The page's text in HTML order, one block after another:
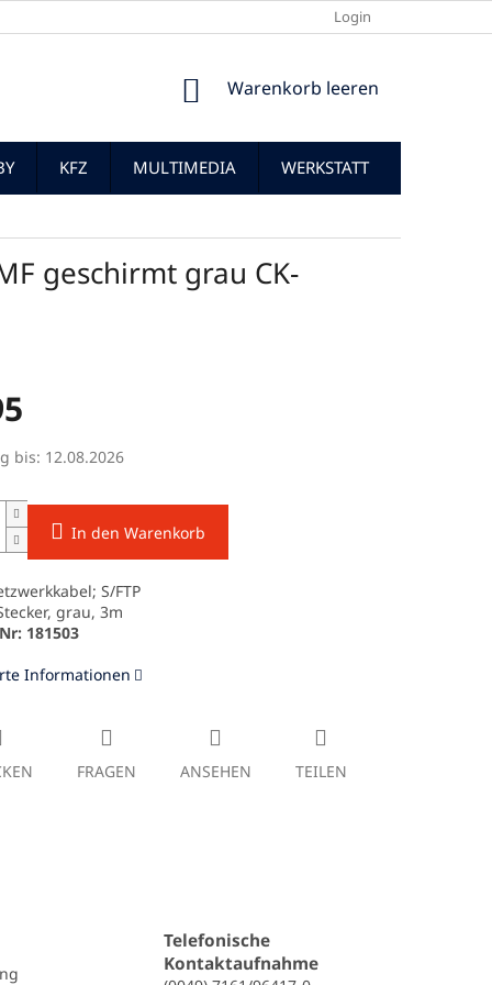
Login
WARENKORB
Warenkorb leeren
KFZ MULTIMEDIA WERKSTATT
geschirmt grau CK-
bis: 12.08.2026
In den Warenkorb
S/FTP
grau, 3m
181503
Informationen
FRAGEN ANSEHEN TEILEN
Telefonische
Kontaktaufnahme